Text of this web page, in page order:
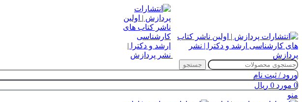
جستجو
ورود / ثبت نام
0 مورد 0 ریال
منو